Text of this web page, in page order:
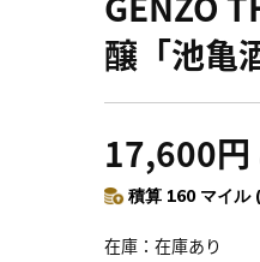
醸「池亀
17,600円
積算 160 マイル
在庫 在庫あり